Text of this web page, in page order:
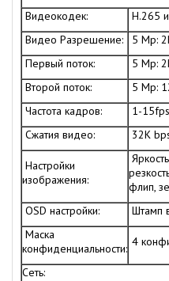
Видеокодек:
H.265
Видео Разрешение:
5 Mp:
Первый поток:
5 Mp:
Второй поток:
5 Mp:
Частота кадров:
1-
Сжатия видео:
32K
Настройки
изображения:
флип,
OSD настройки:
Штамп
Маска
конфиденциальности: 4
Сеть: